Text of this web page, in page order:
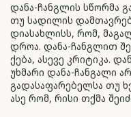
დანა-ჩანგლის სწორმა
თუ სადილის
დიასახლისს, რომ,
დროა. დანა-ჩანგლით
ქება, ასევე კრიტიკა.
უხმარი დანა-ჩანგალი
გადასაფარებელსა თუ
ასე რომ, რისი თქმა